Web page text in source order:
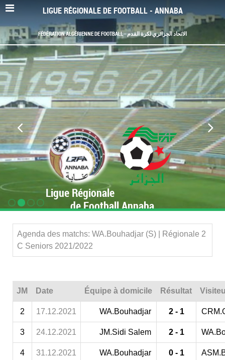
LIGUE RÉGIONALE DE FOOTBALL - ANNABA
FÉDÉRATION ALGÉRIENNE DE FOOTBALL - الاتحاد الجزائري لكرة القدم
Ligue Régionale
de Football Annaba
Agenda des matchs: WA.Bouhadjar (S) | Régionale 2
C Seniors 2021/2022
JM Date Équipe à domicile Résultat
2 17.12.2021 WA.Bouhadjar 2 - 1
3 24.12.2021 JM.Sidi Salem 2 - 1
4 31.12.2021 WA.Bouhadjar 0 - 1